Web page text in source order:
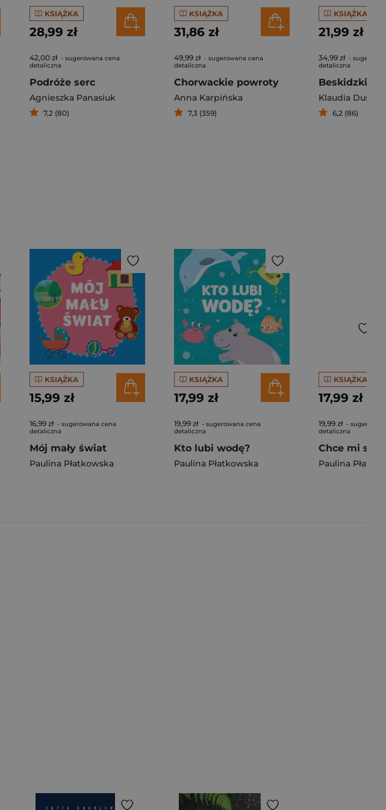
KSIĄŻKA
28,99 zł
42,00 zł - sugerowana cena
detaliczna
Podróże serc
Agnieszka Panasiuk
7,2 (80)
KSIĄŻKA
31,86 zł
49,99 zł - sugerowana cena
detaliczna
Chorwackie powroty
Anna Karpińska
7,3 (359)
KSIĄŻKA
21,99 zł
34,99 zł -
detaliczna
Beskidzki
Klaudia
6,2 (86)
KSIĄŻKA
15,99 zł
16,99 zł - sugerowana cena
detaliczna
Mój mały świat
Paulina Płatkowska
KSIĄŻKA
17,99 zł
19,99 zł - sugerowana cena
detaliczna
Kto lubi wodę?
Paulina Płatkowska
KSIĄŻKA
17,99 zł
19,99 zł -
detaliczna
Chce mi się
Paulina